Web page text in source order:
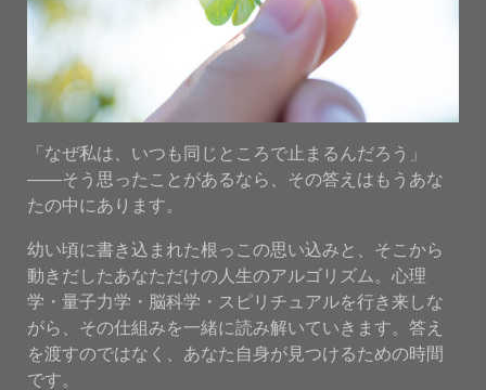
「なぜ私は、いつも同じところで止まるんだろう」
——そう思ったことがあるなら、その答えはもうあな
たの中にあります。
幼い頃に書き込まれた根っこの思い込みと、そこから
動きだしたあなただけの人生のアルゴリズム。心理
学・量子力学・脳科学・スピリチュアルを行き来しな
がら、その仕組みを一緒に読み解いていきます。答え
を渡すのではなく、あなた自身が見つけるための時間
です。